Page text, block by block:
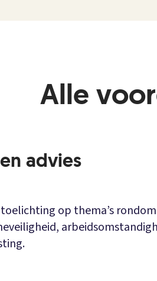
Alle
advies
op thema’s rondom